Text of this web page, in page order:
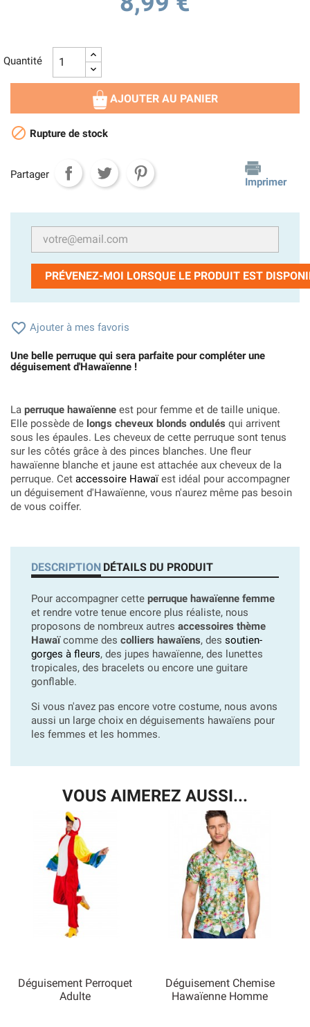
Quantité
AJOUTER AU PANIER
 Rupture de stock
Partager
Imprimer
PRÉVENEZ-MOI LORSQUE LE PRODUIT EST
 Ajouter à mes favoris
Une belle perruque qui sera parfaite pour compléter une
déguisement d'Hawaïenne !
La perruque hawaïenne est pour femme et de taille unique.
Elle possède de longs cheveux blonds ondulés qui arrivent
sous les épaules. Les cheveux de cette perruque sont tenus
sur les côtés grâce à des pinces blanches. Une fleur
hawaïenne blanche et jaune est attachée aux cheveux de la
perruque. Cet accessoire Hawaï est idéal pour accompagner
un déguisement d'Hawaïenne, vous n'aurez même pas besoin
de vous coiffer.
DESCRIPTION DÉTAILS DU PRODUIT
Pour accompagner cette perruque hawaïenne femme
et rendre votre tenue encore plus réaliste, nous
proposons de nombreux autres accessoires thème
Hawaïcomme des colliers hawaïens, des soutien-
gorges à fleurs, des jupes hawaïenne, des lunettes
tropicales, des bracelets ou encore une guitare
gonflable.
Si vous n'avez pas encore votre costume, nous avons
aussi un large choix en déguisements hawaïens pour
les femmes et les hommes.
VOUS AIMEREZ AUSSI...
Déguisement Perroquet
Adulte
Déguisement Chemise
Hawaïenne Homme